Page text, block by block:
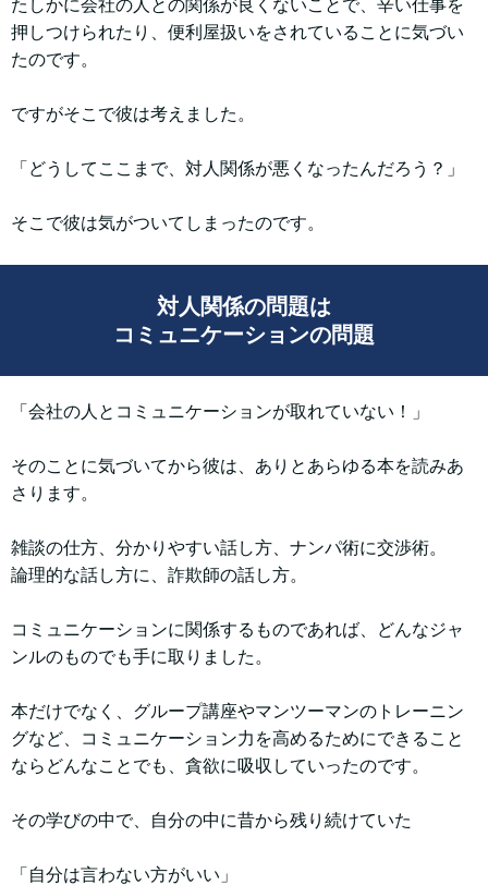
たしかに会社の人との関係が良くないことで、辛い仕事を
押しつけられたり、便利屋扱いをされていることに気づい
たのです。
ですがそこで彼は考えました。
「どうしてここまで、対人関係が悪くなったんだろう？」
そこで彼は気がついてしまったのです。
対人関係の問題は
コミュニケーションの問題
「会社の人とコミュニケーションが取れていない！」
そのことに気づいてから彼は、ありとあらゆる本を読みあ
さります。
雑談の仕方、分かりやすい話し方、ナンパ術に交渉術。
論理的な話し方に、詐欺師の話し方。
コミュニケーションに関係するものであれば、どんなジャ
ンルのものでも手に取りました。
本だけでなく、グループ講座やマンツーマンのトレーニン
グなど、コミュニケーション力を高めるためにできること
ならどんなことでも、貪欲に吸収していったのです。
その学びの中で、自分の中に昔から残り続けていた
「自分は言わない方がいい」